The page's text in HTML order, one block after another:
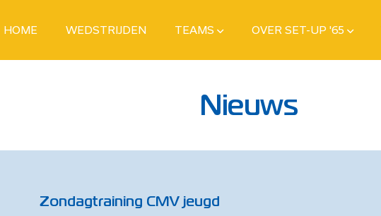
HOME WEDSTRIJDEN TEAMS OVER SET-UP '65
Nieuws
Zondagtraining CMV jeugd